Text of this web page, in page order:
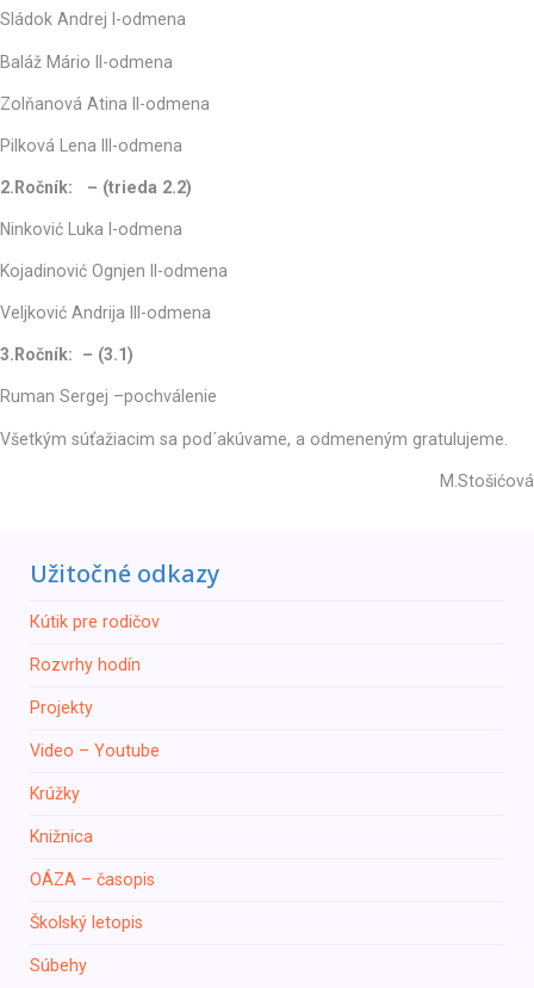
Sládok Andrej I-odmena
Baláž Mário II-odmena
Zolňanová Atina II-odmena
Pilková Lena III-odmena
2.Ročník: – (trieda 2.2)
Ninković Luka I-odmena
Kojadinović Ognjen II-odmena
Veljković Andrija III-odmena
3. Ročník: – (3.1)
Ruman Sergej –pochválenie
Všetkým súťažiacim sa pod´akúvame, a odmeneným gratulujeme.
M.Stošićová
Užitočné odkazy
Кútik pre rodičov
Rozvrhy hodín
Projekty
Video – Youtube
Krúžky
Knižnica
ОÁZA – časopis
Školský letopis
Súbehy